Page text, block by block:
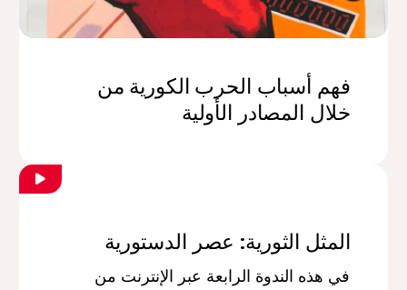
فهم أسباب الحرب الكورية من
خلال المصادر الأولية
المثل الثورية: عصر الدستورية
في هذه الندوة الرابعة عبر الإنترنت من